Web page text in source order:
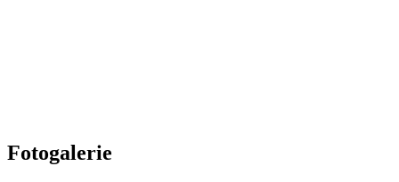
Fotogalerie